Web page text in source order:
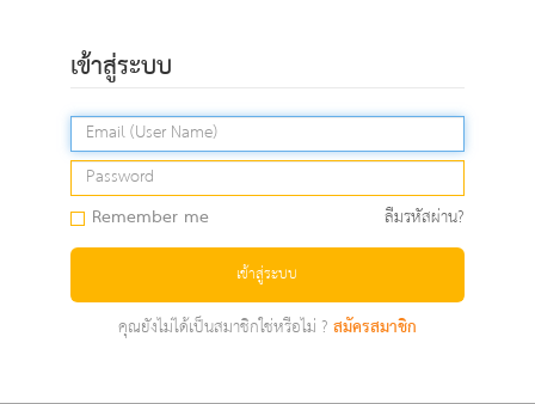
เข้าสู่ระบบ
Remember me ลืมรหัสผ่าน?
เข้าสู่ระบบ
คุณยังไม่ได้เป็นสมาชิกใช่หรือไม่ ?สมัครสมาชิก